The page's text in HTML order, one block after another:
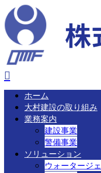
ホーム
大村建設の取り組み
業務案内
建設事業
警備事業
ソリューション
ウォータージ